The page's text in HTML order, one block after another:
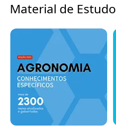
Material de Estudo